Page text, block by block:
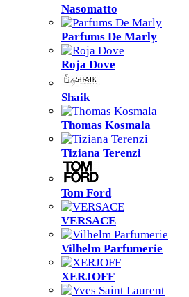
Nasomatto
Parfums De Marly
Roja Dove
Shaik
Thomas Kosmala
Tiziana Terenzi
Tom Ford
VERSACE
Vilhelm Parfumerie
XERJOFF